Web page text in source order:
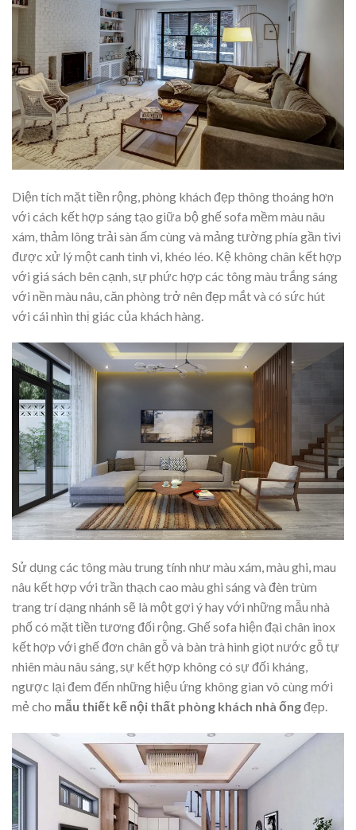
Diện tích mặt tiền rộng, phòng khách đẹp thông thoáng hơn
với cách kết hợp sáng tạo giữa bộ ghế sofa mềm màu nâu
xám, thảm lông trải sàn ấm cùng và mảng tường phía gần tivi
được xử lý một canh tinh vi, khéo léo. Kệ không chân kết hợp
với giá sách bên cạnh, sự phức hợp các tông màu trắng sáng
với nền màu nâu, căn phòng trở nên đẹp mắt và có sức hút
với cái nhìn thị giác của khách hàng.
Sử dụng các tông màu trung tính như màu xám, màu ghi, mau
nâu kết hợp với trần thạch cao màu ghi sáng và đèn trùm
trang trí dạng nhánh sẽ là một gợi ý hay với những mẫu nhà
phố có mặt tiền tương đối rộng. Ghế sofa hiện đại chân inox
kết hợp với ghế đơn chân gỗ và bàn trà hình giọt nước gỗ tự
nhiên màu nâu sáng, sự kết hợp không có sự đối kháng,
ngược lại đem đến những hiệu ứng không gian vô cùng mới
mẻ cho mẫu thiết kế nội thất phòng khách nhà ốngđẹp.